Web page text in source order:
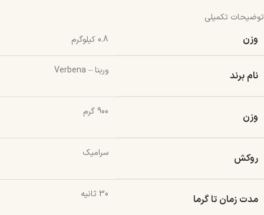
توضیحات تکمیلی
وزن 0.8 کیلوگرم
نام برند وربنا – Verbena
وزن 900 گرم
روکش سرامیک
مدت زمان تا گرما 30 ثانیه